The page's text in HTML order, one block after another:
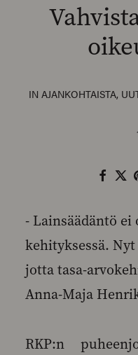
IN AJANKOHTAISTA,
- Lainsäädäntö
kehityksessä.
jotta tasa-
Anna-Maja
RKP:n